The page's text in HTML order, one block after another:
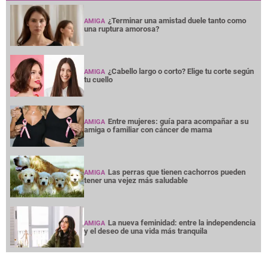
AMIGA ¿Terminar una amistad duele tanto como
una ruptura amorosa?
AMIGA ¿Cabello largo o corto? Elige tu corte según
tu cuello
AMIGA Entre mujeres: guía para acompañar a su
amiga o familiar con cáncer de mama
AMIGA Las perras que tienen cachorros pueden
tener una vejez más saludable
AMIGA La nueva feminidad: entre la independencia
y el deseo de una vida más tranquila